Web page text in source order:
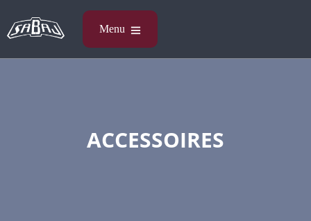
ACCESSOIRES